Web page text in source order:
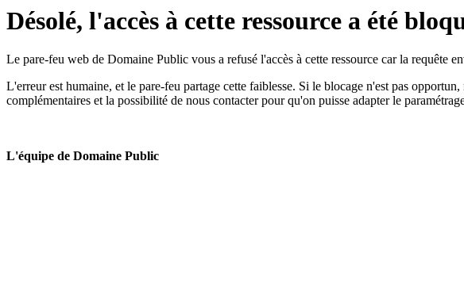
Désolé, l'accès à cette ressource a été
Le pare-feu web de Domaine Public vous a refusé l'accès à cette ressource car la requête
L'erreur est humaine, et le pare-feu partage cette faiblesse. Si le blocage n'est pas
complémentaires et la possibilité de nous contacter pour qu'on puisse adapter le
L'équipe de Domaine Public